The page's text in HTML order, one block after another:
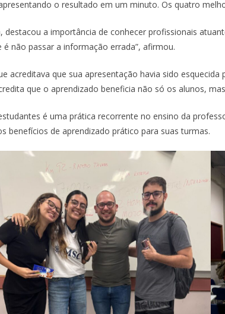
o resultado em um minuto. Os quatro
a importância de conhecer profissionais
não passar a informação errada”, afirmou.
acreditava que sua apresentação havia sido
que o aprendizado beneficia não só os alunos,
é uma prática recorrente no ensino da
de aprendizado prático para suas turmas.